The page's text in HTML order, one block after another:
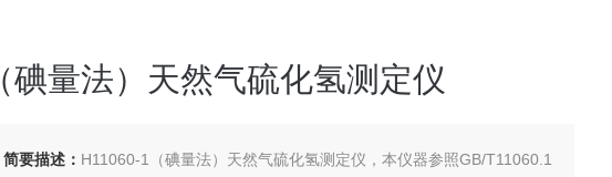
（碘量法）天然气硫化氢测定仪
简要描述： H11060-1（碘量法）天然气硫化氢测定仪，本仪器参照GB/T11060.1